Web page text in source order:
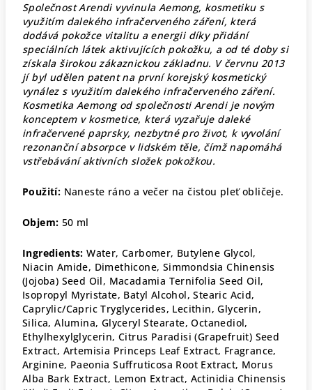
Společnost Arendi vyvinula Aemong, kosmetiku s
využitím dalekého infračerveného záření, která
dodává pokožce vitalitu a energii díky přidání
speciálních látek aktivujících pokožku, a od té doby si
získala širokou zákaznickou základnu. V červnu 2013
jí byl udělen patent na první korejský kosmetický
vynález s využitím dalekého infračerveného záření.
Kosmetika Aemong od společnosti Arendi je novým
konceptem v kosmetice, která vyzařuje daleké
infračervené paprsky, nezbytné pro život, k vyvolání
rezonanční absorpce v lidském těle, čímž napomáhá
vstřebávání aktivních složek pokožkou.
Použití: Naneste ráno a večer na čistou pleť obličeje.
Objem: 50 ml
Ingredients: Water, Carbomer, Butylene Glycol,
Niacin Amide, Dimethicone, Simmondsia Chinensis
(Jojoba) Seed Oil, Macadamia Ternifolia Seed Oil,
Isopropyl Myristate, Batyl Alcohol, Stearic Acid,
Caprylic/Capric Tryglycerides, Lecithin, Glycerin,
Silica, Alumina, Glyceryl Stearate, Octanediol,
Ethylhexylglycerin, Citrus Paradisi (Grapefruit) Seed
Extract, Artemisia Princeps Leaf Extract, Fragrance,
Arginine, Paeonia Suffruticosa Root Extract, Morus
Alba Bark Extract, Lemon Extract, Actinidia Chinensis